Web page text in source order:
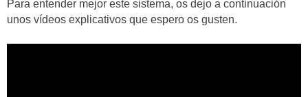
Para entender mejor este sistema, os dejo a continuación
unos vídeos explicativos que espero os gusten.